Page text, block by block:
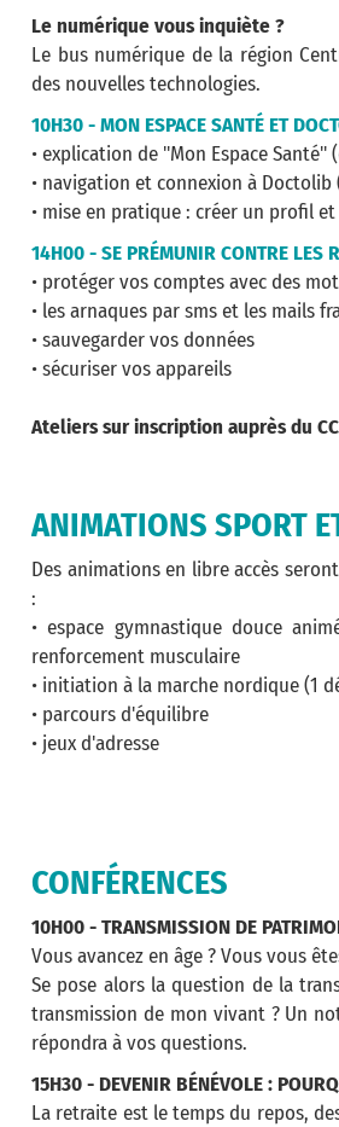
Le numérique vous inquiète ?
Le bus numérique de la région
des nouvelles technologies.
10H30 - MON ESPACE SANTÉ ET
• explication de "Mon Espace
• navigation et connexion à
• mise en pratique : créer un profil
14H00 - SE PRÉMUNIR CONTRE LES
• protéger vos comptes avec des
• les arnaques par sms et les mails
• sauvegarder vos données
• sécuriser vos appareils
Ateliers sur inscription auprès du
ANIMATIONS SPORT
Des animations en libre accès
:
• espace gymnastique douce
renforcement musculaire
• initiation à la marche nordique (1
• parcours d'équilibre
• jeux d'adresse
CONFÉRENCES
10H00 - TRANSMISSION DE
Vous avancez en âge ? Vous vous
Se pose alors la question de la
transmission de mon vivant ? Un
répondra à vos questions.
15H30 - DEVENIR BÉNÉVOLE :
La retraite est le temps du repos,